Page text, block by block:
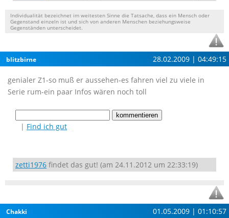
Individualität bezeichnet im weitesten Sinne die Tatsache, dass ein Mensch oder
Gegenstand einzeln ist und sich von anderen Menschen beziehungsweise
Gegenständen unterscheidet.
blitzbirne 28.02.2009 | 04:49:15
genialer Z1-so muß er aussehen-es fahren viel zu viele in
Serie rum-ein paar Infos wären noch toll
| Find ich gut
zetti1976 findet das gut! (am 24.11.2012 um 22:33:19)
Chakki 01.05.2009 | 01:10:57